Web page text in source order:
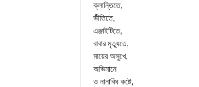
ক্লান্তিতে,
ভীতিতে,
এঞ্জাইটিতে,
বাবার মৃত্যুতে,
মায়ের অসুখে,
অভিমানে
ও নানাবিধ কষ্টে,